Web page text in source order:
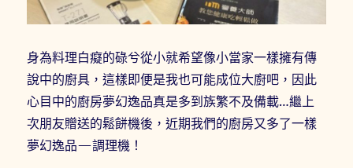
身為料理白癡的碌兮從小就希望像小當家一樣擁有傳
說中的廚具，這樣即便是我也可能成位大廚吧，因此
心目中的廚房夢幻逸品真是多到族繁不及備載…繼上
次朋友贈送的鬆餅機後，近期我們的廚房又多了一樣
夢幻逸品—調理機！